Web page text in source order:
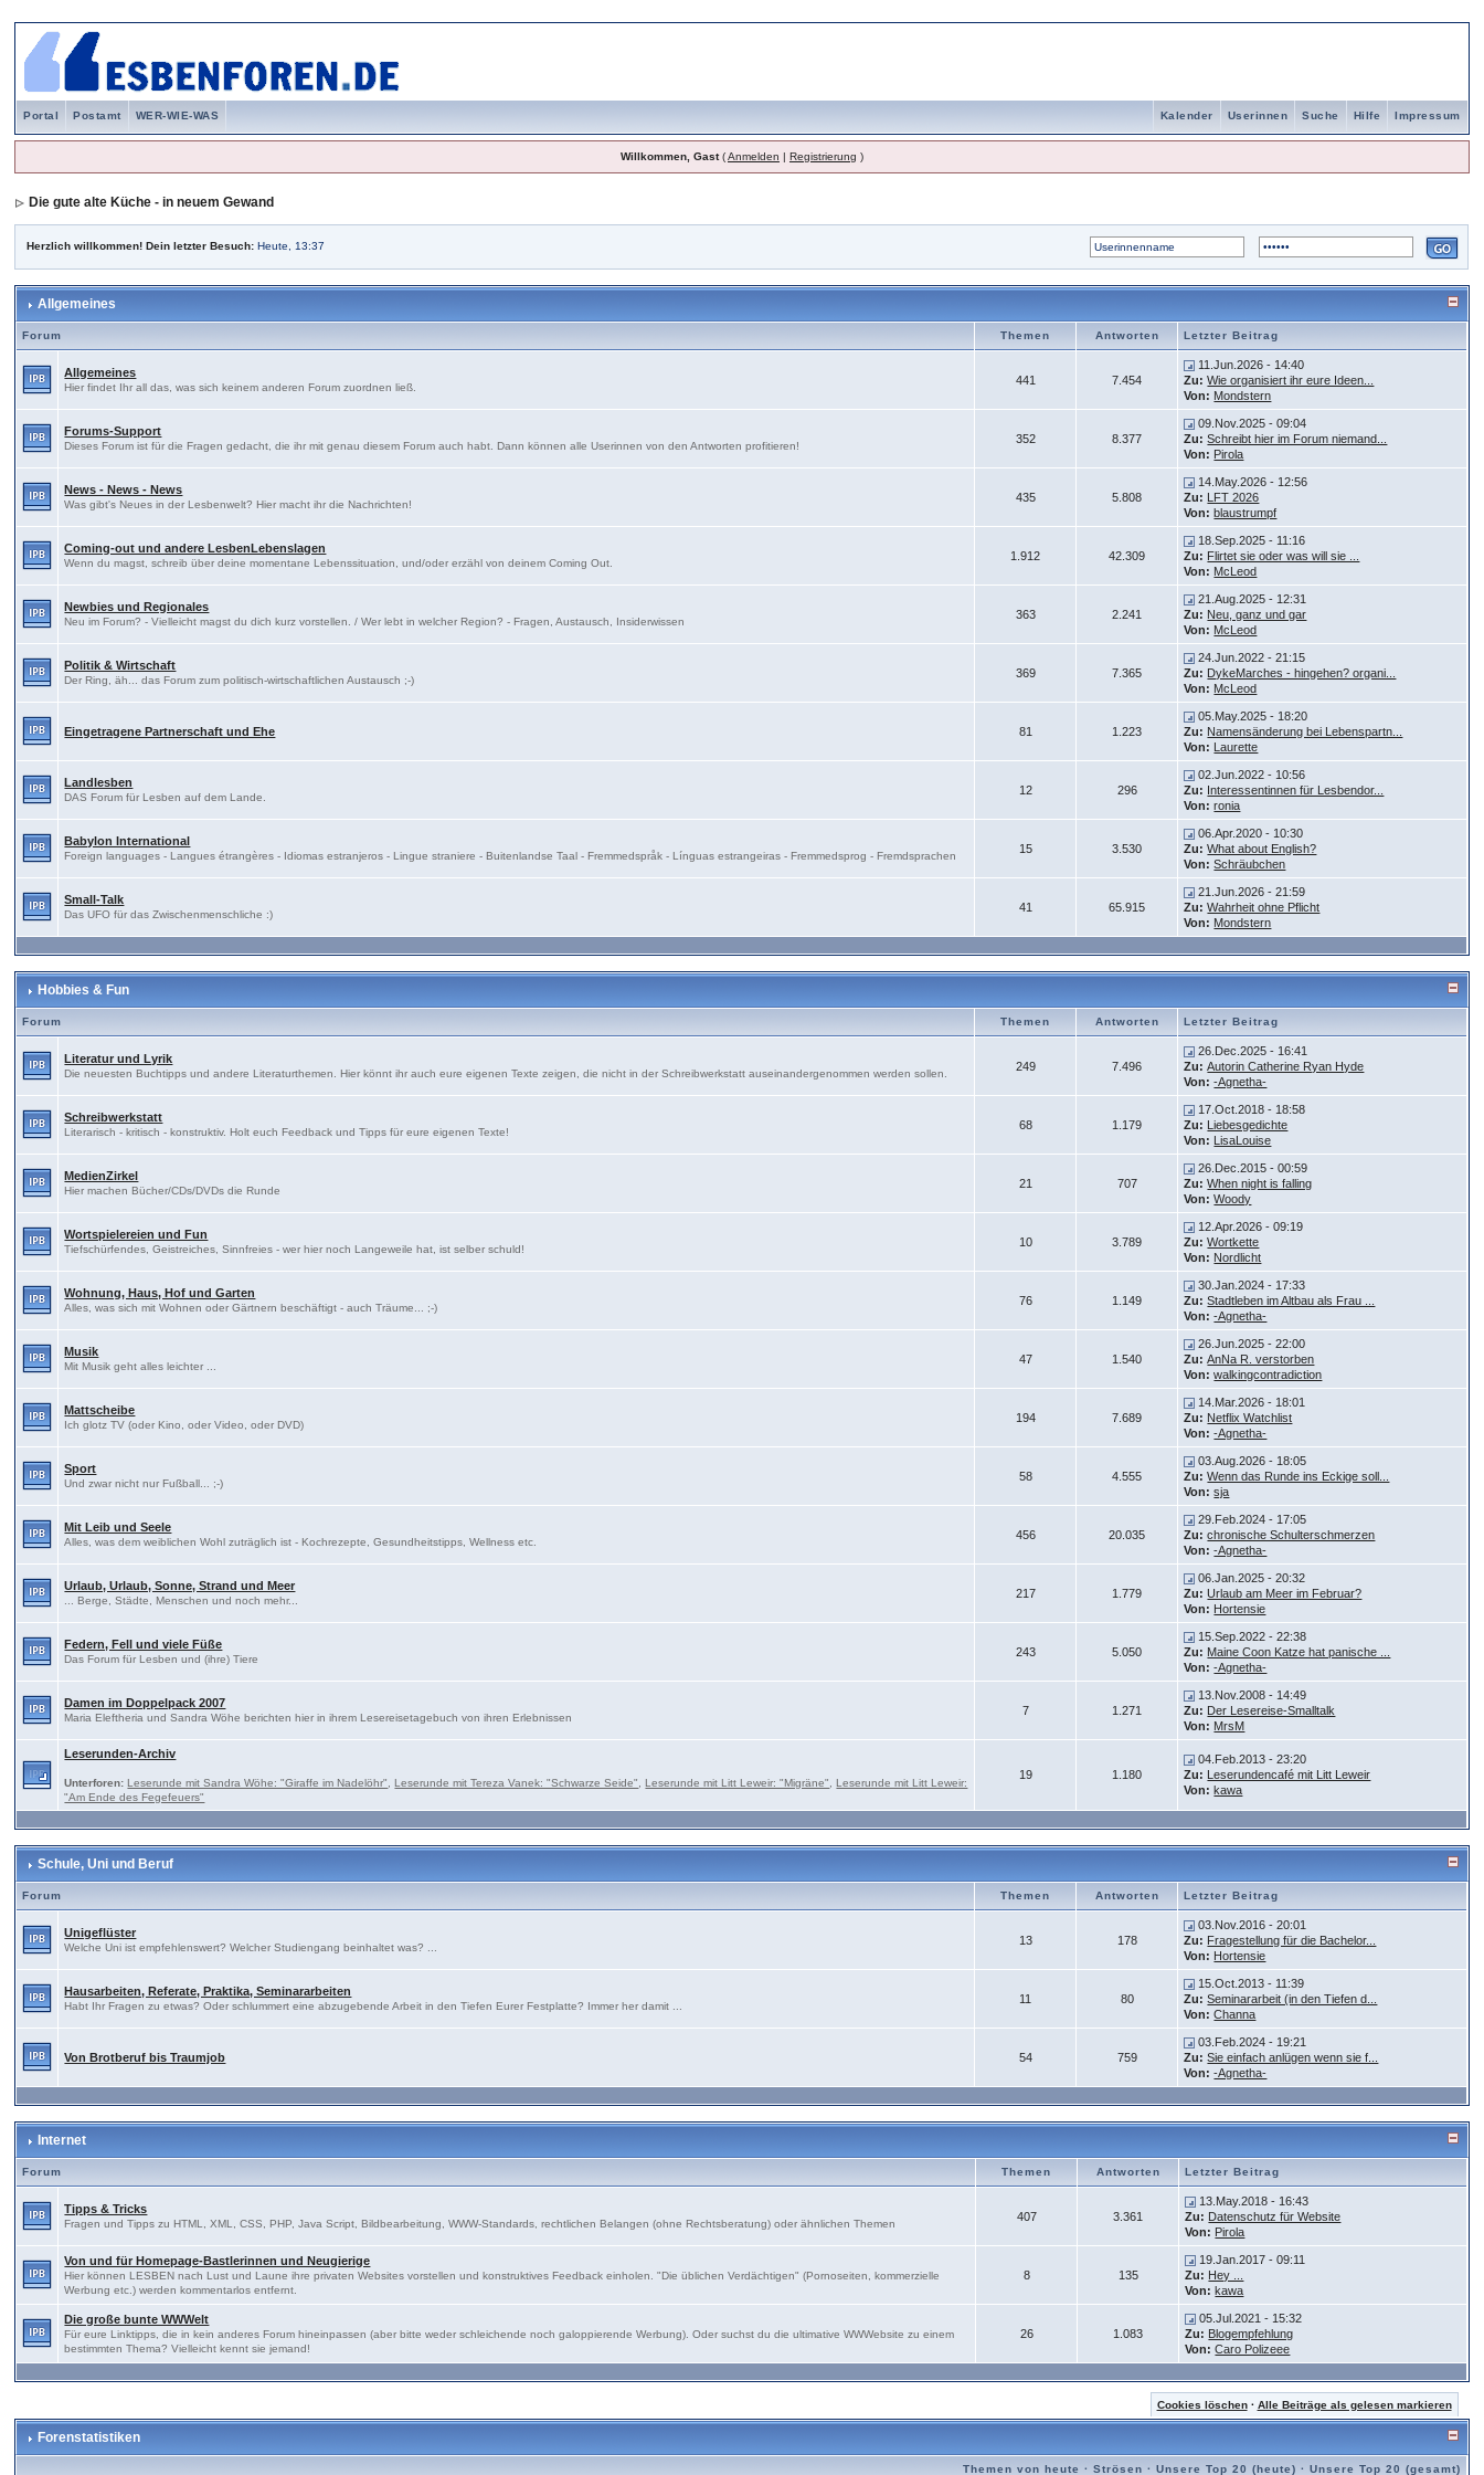
Portal Postamt WER-WIE-WAS Impressum
Hilfe
Suche
Userinnen
Kalender
Willkommen, Gast(Anmelden | Registrierung )
Die gute alte Küche - in neuem Gewand
Herzlich willkommen! Dein letzter Besuch:Heute, 13:37
Allgemeines
Forum Themen Antworten Letzter Beitrag
Allgemeines
Hier findet Ihr all das, was sich keinem anderen Forum zuordnen ließ.
441 7.454
11.Jun.2026 - 14:40
Zu: Wie organisiert ihr eure Ideen...
Von: Mondstern
Forums-Support
Dieses Forum ist für die Fragen gedacht, die ihr mit genau diesem Forum auch habt. Dann können alle Userinnen von den Antworten profitieren!
352 8.377
09.Nov.2025 - 09:04
Zu: Schreibt hier im Forum niemand...
Von: Pirola
News - News - News
Was gibt's Neues in der Lesbenwelt? Hier macht ihr die Nachrichten!
435 5.808
14.May.2026 - 12:56
Zu: LFT 2026
Von: blaustrumpf
Coming-out und andere LesbenLebenslagen
Wenn du magst, schreib über deine momentane Lebenssituation, und/oder erzähl von deinem Coming Out.
1.912 42.309
18.Sep.2025 - 11:16
Zu: Flirtet sie oder was will sie ...
Von: McLeod
Newbies und Regionales
Neu im Forum? - Vielleicht magst du dich kurz vorstellen. / Wer lebt in welcher Region? - Fragen, Austausch, Insiderwissen
363 2.241
21.Aug.2025 - 12:31
Zu: Neu, ganz und gar
Von: McLeod
Politik & Wirtschaft
Der Ring, äh... das Forum zum politisch-wirtschaftlichen Austausch ;-)
369 7.365
24.Jun.2022 - 21:15
Zu: DykeMarches - hingehen? organi...
Von: McLeod
Eingetragene Partnerschaft und Ehe 81 1.223
05.May.2025 - 18:20
Zu: Namensänderung bei Lebenspartn...
Von: Laurette
Landlesben
DAS Forum für Lesben auf dem Lande.
12 296
02.Jun.2022 - 10:56
Zu: Interessentinnen für Lesbendor...
Von: ronia
Babylon International
Foreign languages - Langues étrangères - Idiomas estranjeros - Lingue straniere - Buitenlandse Taal - Fremmedspråk - Línguas estrangeiras - Fremmedsprog - Fremdsprachen
15 3.530
06.Apr.2020 - 10:30
Zu: What about English?
Von: Schräubchen
Small-Talk
Das UFO für das Zwischenmenschliche :)
41 65.915
21.Jun.2026 - 21:59
Zu: Wahrheit ohne Pflicht
Von: Mondstern
Hobbies & Fun
Forum Themen Antworten Letzter Beitrag
Literatur und Lyrik
Die neuesten Buchtipps und andere Literaturthemen. Hier könnt ihr auch eure eigenen Texte zeigen, die nicht in der Schreibwerkstatt auseinandergenommen werden sollen.
249 7.496
26.Dec.2025 - 16:41
Zu: Autorin Catherine Ryan Hyde
Von: -Agnetha-
Schreibwerkstatt
Literarisch - kritisch - konstruktiv. Holt euch Feedback und Tipps für eure eigenen Texte!
68 1.179
17.Oct.2018 - 18:58
Zu: Liebesgedichte
Von: LisaLouise
MedienZirkel
Hier machen Bücher/CDs/DVDs die Runde
21 707
26.Dec.2015 - 00:59
Zu: When night is falling
Von: Woody
Wortspielereien und Fun
Tiefschürfendes, Geistreiches, Sinnfreies - wer hier noch Langeweile hat, ist selber schuld!
10 3.789
12.Apr.2026 - 09:19
Zu: Wortkette
Von: Nordlicht
Wohnung, Haus, Hof und Garten
Alles, was sich mit Wohnen oder Gärtnern beschäftigt - auch Träume... ;-)
76 1.149
30.Jan.2024 - 17:33
Zu: Stadtleben im Altbau als Frau ...
Von: -Agnetha-
Musik
Mit Musik geht alles leichter ...
47 1.540
26.Jun.2025 - 22:00
Zu: AnNa R. verstorben
Von: walkingcontradiction
Mattscheibe
Ich glotz TV (oder Kino, oder Video, oder DVD)
194 7.689
14.Mar.2026 - 18:01
Zu: Netflix Watchlist
Von: -Agnetha-
Sport
Und zwar nicht nur Fußball... ;-)
58 4.555
03.Aug.2026 - 18:05
Zu: Wenn das Runde ins Eckige soll...
Von: sja
Mit Leib und Seele
Alles, was dem weiblichen Wohl zuträglich ist - Kochrezepte, Gesundheitstipps, Wellness etc.
456 20.035
29.Feb.2024 - 17:05
Zu: chronische Schulterschmerzen
Von: -Agnetha-
Urlaub, Urlaub, Sonne, Strand und Meer
... Berge, Städte, Menschen und noch mehr...
217 1.779
06.Jan.2025 - 20:32
Zu: Urlaub am Meer im Februar?
Von: Hortensie
Federn, Fell und viele Füße
Das Forum für Lesben und (ihre) Tiere
243 5.050
15.Sep.2022 - 22:38
Zu: Maine Coon Katze hat panische ...
Von: -Agnetha-
Damen im Doppelpack 2007
Maria Eleftheria und Sandra Wöhe berichten hier in ihrem Lesereisetagebuch von ihren Erlebnissen
7 1.271
13.Nov.2008 - 14:49
Zu: Der Lesereise-Smalltalk
Von: MrsM
Leserunden-Archiv
Unterforen: Leserunde mit Sandra Wöhe: "Giraffe im Nadelöhr" ,Leserunde mit Tereza Vanek: "Schwarze Seide" ,Leserunde mit Litt Leweir: "Migräne" ,Leserunde mit Litt Leweir:
"Am Ende des Fegefeuers"
19 1.180
04.Feb.2013 - 23:20
Zu: Leserundencafé mit Litt Leweir
Von: kawa
Schule, Uni und Beruf
Forum Themen Antworten Letzter Beitrag
Unigeflüster
Welche Uni ist empfehlenswert? Welcher Studiengang beinhaltet was? ...
13 178
03.Nov.2016 - 20:01
Zu: Fragestellung für die Bachelor...
Von: Hortensie
Hausarbeiten, Referate, Praktika, Seminararbeiten
Habt Ihr Fragen zu etwas? Oder schlummert eine abzugebende Arbeit in den Tiefen Eurer Festplatte? Immer her damit ...
11 80
15.Oct.2013 - 11:39
Zu: Seminararbeit (in den Tiefen d...
Von: Channa
Von Brotberuf bis Traumjob 54 759
03.Feb.2024 - 19:21
Zu: Sie einfach anlügen wenn sie f...
Von: -Agnetha-
Internet
Forum Themen Antworten Letzter Beitrag
Tipps & Tricks
Fragen und Tipps zu HTML, XML, CSS, PHP, Java Script, Bildbearbeitung, WWW-Standards, rechtlichen Belangen (ohne Rechtsberatung) oder ähnlichen Themen
407 3.361
13.May.2018 - 16:43
Zu: Datenschutz für Website
Von: Pirola
Von und für Homepage-Bastlerinnen und Neugierige
Hier können LESBEN nach Lust und Laune ihre privaten Websites vorstellen und konstruktives Feedback einholen. "Die üblichen Verdächtigen" (Pornoseiten, kommerzielle
Werbung etc.) werden kommentarlos entfernt.
8 135
19.Jan.2017 - 09:11
Zu: Hey ...
Von: kawa
Die große bunte WWWelt
Für eure Linktipps, die in kein anderes Forum hineinpassen (aber bitte weder schleichende noch galoppierende Werbung). Oder suchst du die ultimative WWWebsite zu einem
bestimmten Thema? Vielleicht kennt sie jemand!
26 1.083
05.Jul.2021 - 15:32
Zu: Blogempfehlung
Von: Caro Polizeee
Cookies löschen· Alle Beiträge als gelesen markieren
Forenstatistiken
Themen von heute ·Strösen ·Unsere Top 20 (heute) ·Unsere Top 20 (gesamt)